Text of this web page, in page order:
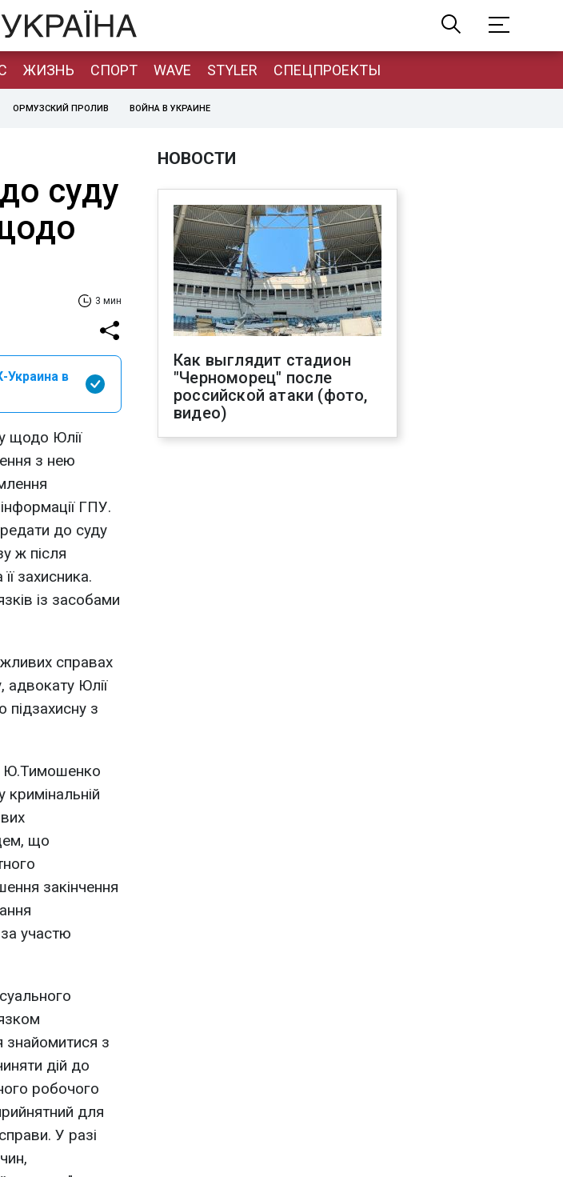
ЖИЗНЬ СПОРТ WAVE STYLER СПЕЦПРОЕКТЫ
ОРМУЗСКИЙ ПРОЛИВ ВОЙНА В УКРАИНЕ
суду
3 мин
Украина в
щодо Юлії
з нею
ГПУ.
до суду
ж після
захисника.
із засобами
справах
Юлії
з
Ю.Тимошенко
що
закінчення
участю
з
дій до
робочого
для
У разі
НОВОСТИ
Как выглядит стадион
"Черноморец" после
российской атаки (фото,
видео)